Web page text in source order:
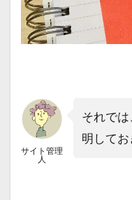
サイト管理
人
それで
明してお